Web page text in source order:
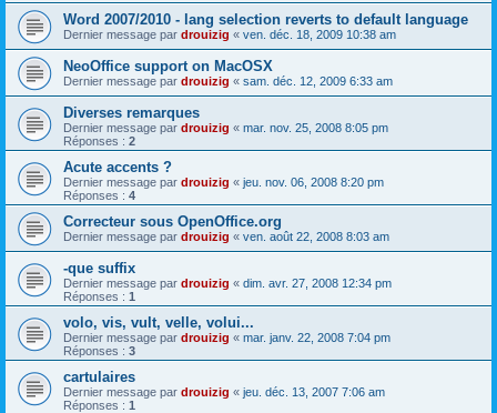
Word 2007/2010 - lang selection reverts to default language
Dernier message par drouizig « ven. déc. 18, 2009 10:38 am
NeoOffice support on MacOSX
Dernier message par drouizig « sam. déc. 12, 2009 6:33 am
Diverses remarques
Dernier message par drouizig « mar. nov. 25, 2008 8:05 pm
Réponses : 2
Acute accents ?
Dernier message par drouizig « jeu. nov. 06, 2008 8:20 pm
Réponses : 4
Correcteur sous OpenOffice.org
Dernier message par drouizig « ven. août 22, 2008 8:03 am
-que suffix
Dernier message par drouizig « dim. avr. 27, 2008 12:34 pm
Réponses : 1
volo, vis, vult, velle, volui...
Dernier message par drouizig « mar. janv. 22, 2008 7:04 pm
Réponses : 3
cartulaires
Dernier message par drouizig « jeu. déc. 13, 2007 7:06 am
Réponses : 1